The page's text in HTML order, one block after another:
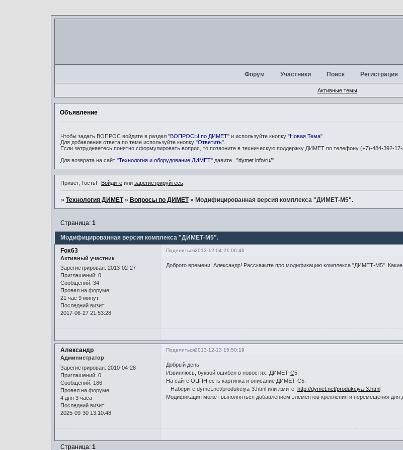
Форум Участники Поиск Регистрация
Активные темы
Объявление
Чтобы задать ВОПРОС войдите в раздел "ВОПРОСЫ по ДИМЕТ" и используйте кнопку "Новая Тема".
Для добавления ответа по теме используйте кнопку "Ответить".
Если затрудняетесь понятно сформулировать вопрос, то позвоните в техническую поддержку ДИМЕТ по телефону (+7)-484-392-17-
Для возврата на сайт "Технология и оборудование ДИМЕТ"давите "dymet.info/ru/".
Привет, Гость! Войдите илизарегистрируйтесь
» Технология ДИМЕТ » Вопросы по ДИМЕТ » Модифицированная версия комплекса "ДИМЕТ-М5".
Модифицированная версия комплекса "ДИМЕТ-М5".
Страница: 1
Поделиться2013-12-04 21:06:46
Fox63
Активный участник
Зарегистрирован: 2013-02-27
Приглашений: 0
Сообщений: 34
Провел на форуме:
21 час 9 минут
Последний визит:
2017-06-27 21:53:28
Доброго времени, Александр! Расскажите про модификацию комплекса "ДИМЕТ-М5". Какие
Поделиться2013-12-13 15:50:19
Александр
Администратор
Зарегистрирован: 2010-04-28
Приглашений: 0
Сообщений: 186
Провел на форуме:
4 дня 3 часа
Последний визит:
2025-09-30 13:10:48
Добрый день.
Извиняюсь, буквой ошибся в новостях. ДИМЕТ-С5.
На сайте ОЦПН есть картинка и описание ДИМЕТ-С5.
Наберите dymet.net/produkciya-3.html или жмите http://dymet.net/produkciya-3.html
Модификация может выполняться добавлением элементов крепления и перемещения для
Страница: 1